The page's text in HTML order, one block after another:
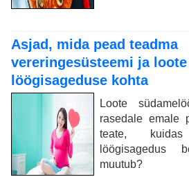
Asjad, mida pead teadma
vereringesüsteemi ja
löögisageduse kohta
Loote
rasedale
teate,
löögisagedus
muutub?